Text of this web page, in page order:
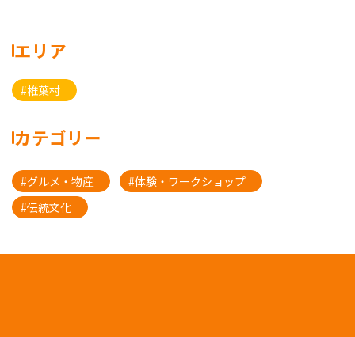
エリア
#椎葉村
カテゴリー
#グルメ・物産
#体験・ワークショップ
#伝統文化